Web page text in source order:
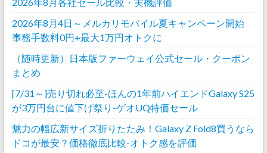
2026年8月4日～メルカリモバイル夏キャンペーン開始
事務手数料0円+最大1万円オトクに
（随時更新）日本版ファーウェイ公式セール・クーポン
まとめ
[7/31～]売り切れ必至-ほんの1年前ハイエンドGalaxy S25
が3万円台に値下げ祭り-ゲオUQ特価セール
魅力の幅広新サイズ折りたたみ！Galaxy Z Fold8買うなら
ドコが最安？価格徹底比較-オトク感を評価